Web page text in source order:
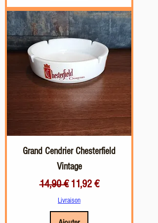
Grand Cendrier Chesterfield
Vintage
Prix original
14,90 € Prix promotionnel
11,92 €
Livraison